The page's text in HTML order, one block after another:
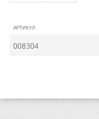
АРТИКУЛ
008304